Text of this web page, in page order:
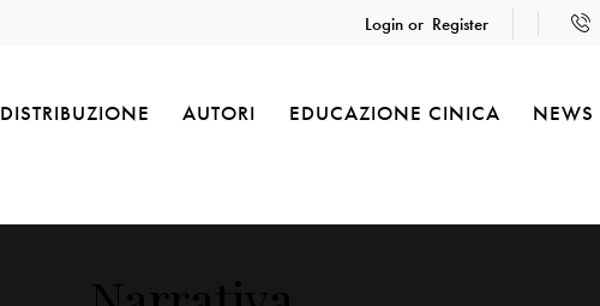
Login or Register
DISTRIBUZIONE AUTORI EDUCAZIONE CINICA NEWS